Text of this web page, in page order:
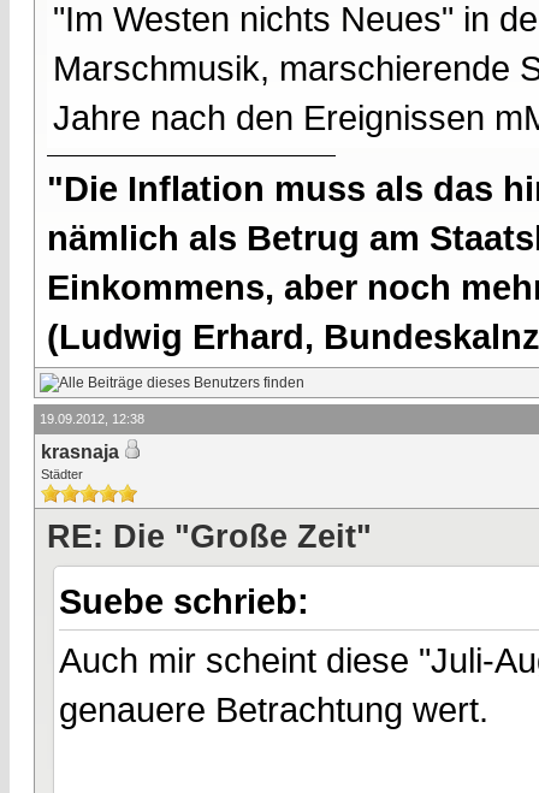
"Im Westen nichts Neues" in
Marschmusik, marschierende
Jahre nach den Ereignissen
"Die Inflation muss als das
nämlich als Betrug am
Einkommens, aber noch
(Ludwig Erhard,
19.09.2012, 12:38
krasnaja
Städter
RE: Die "Große Zeit"
Suebe schrieb:
Auch mir scheint diese "Juli-
genauere Betrachtung wert.